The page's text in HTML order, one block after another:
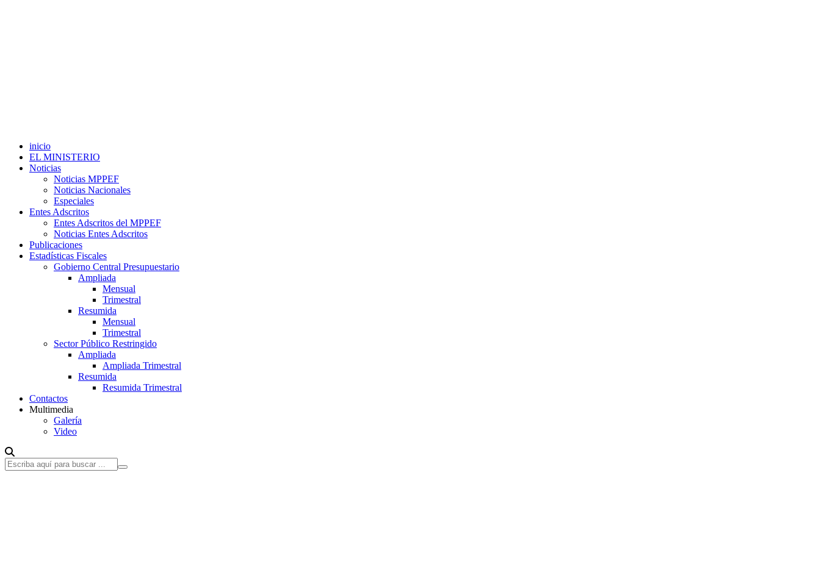
inicio
EL MINISTERIO
Noticias
Noticias MPPEF
Noticias Nacionales
Especiales
Entes Adscritos
Entes Adscritos del MPPEF
Noticias Entes Adscritos
Publicaciones
Estadísticas Fiscales
Gobierno Central Presupuestario
Ampliada
Mensual
Trimestral
Resumida
Mensual
Trimestral
Sector Público Restringido
Ampliada
Ampliada Trimestral
Resumida
Resumida Trimestral
Contactos
Multimedia
Galería
Video